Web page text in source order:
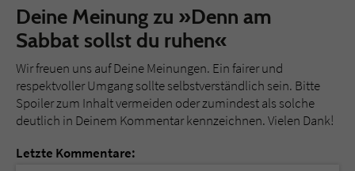
Deine Meinung zu »Denn am
Sabbat sollst du ruhen«
Wir freuen uns auf Deine Meinungen. Ein fairer und
respektvoller Umgang sollte selbstverständlich sein. Bitte
Spoiler zum Inhalt vermeiden oder zumindest als solche
deutlich in Deinem Kommentar kennzeichnen. Vielen Dank!
Letzte Kommentare: